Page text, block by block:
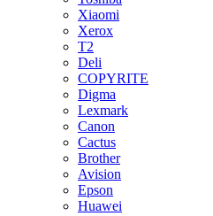
Xiaomi
Xerox
T2
Deli
COPYRITE
Digma
Lexmark
Canon
Cactus
Brother
Avision
Epson
Huawei